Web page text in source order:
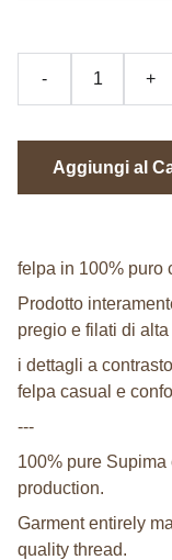
- +
Aggiungi al
felpa in 100% puro
Prodotto
pregio e filati di
i dettagli a
felpa casual e
---
100% pure Supima
production.
Garment entirely
quality thread.